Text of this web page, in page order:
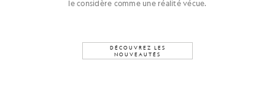
le considère comme une réalité vécue.
DÉCOUVREZ LES
NOUVEAUTÉS